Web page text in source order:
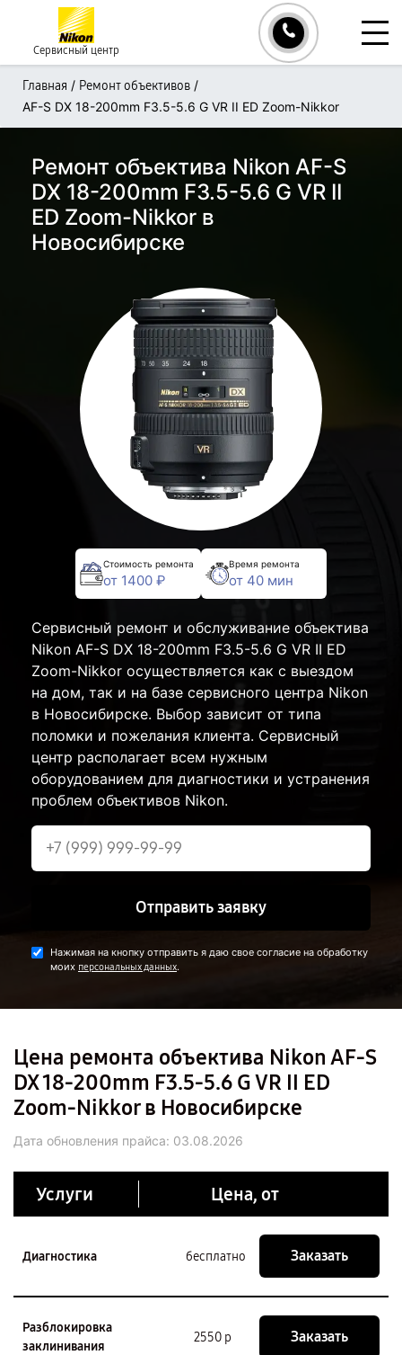
Сервисный центр
Главная / Ремонт объективов /
AF-S DX 18-200mm F3.5-5.6 G VR II ED Zoom-Nikkor
Ремонт объектива Nikon AF-S
DX 18-200mm F3.5-5.6 G VR II
ED Zoom-Nikkor в
Новосибирске
Стоимость ремонта
от 1400 ₽
Время ремонта
от 40 мин
Сервисный ремонт и обслуживание объектива
Nikon AF-S DX 18-200mm F3.5-5.6 G VR II ED
Zoom-Nikkor осуществляется как с выездом
на дом, так и на базе сервисного центра Nikon
в Новосибирске. Выбор зависит от типа
поломки и пожелания клиента. Сервисный
центр располагает всем нужным
оборудованием для диагностики и устранения
проблем объективов Nikon.
Отправить заявку
Нажимая на кнопку отправить я даю свое согласие на обработку
моих персональных данных.
Цена ремонта объектива Nikon AF-S
DX 18-200mm F3.5-5.6 G VR II ED
Zoom-Nikkor в Новосибирске
Дата обновления прайса: 03.08.2026
Услуги Цена, от
Диагностика бесплатно Заказать
Разблокировка
заклинивания
2550 р Заказать